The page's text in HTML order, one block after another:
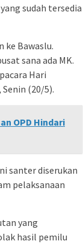
sudah tersedia
ke Bawaslu.
sana ada MK.
Hari
(20/5).
OPD Hindari
santer diserukan
pelaksanaan
yang
hasil pemilu